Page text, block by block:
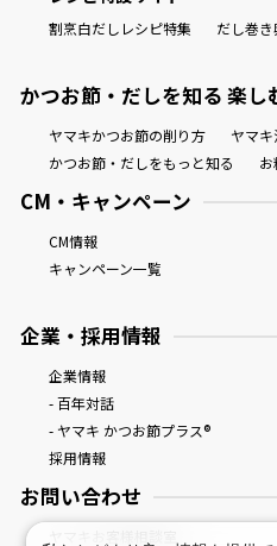
割烹白だしレシピ特集 だし巻
かつお節・だしを知る 楽し
ヤマキかつお節の削り方
ヤマ
かつお節・だしをもっと知る
CM・キャンペーン
CM情報
キャンペーン一覧
企業・採用情報
企業情報
- 百年対話
- ヤマキ かつお節プラス®
採用情報
お問い合わせ